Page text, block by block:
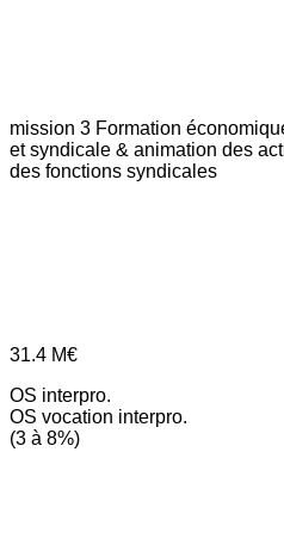
mission 3 Formation
et syndicale & animation des
des fonctions syndicales
31.4 M€
OS interpro.
OS vocation interpro.
(3 à 8%)